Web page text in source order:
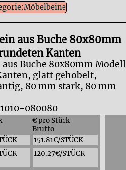
aus Buche 80x80mm
Kanten
Buche 80x80mm Modell
glatt gehobelt,
80 mm stark, 80 mm
080080
€ pro Stück
Brutto
151.81€/STÜCK
120.27€/STÜCK